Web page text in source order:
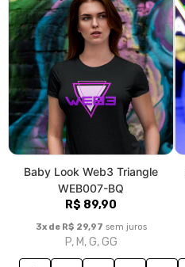
Baby Look Web3 Triangle
WEB007-BQ
R$ 89,90
3x de R$ 29,97 sem juros
P, M, G, GG